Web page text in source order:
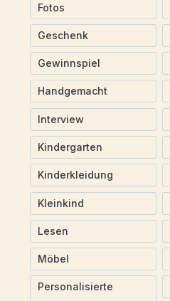
Fotos
Geschenk
Gewinnspiel
Handgemacht
Interview
Kindergarten
Kinderkleidung
Kleinkind
Lesen
Möbel
Personalisierte